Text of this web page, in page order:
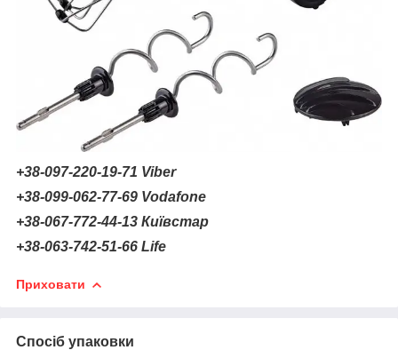
+38-097-220-19-71 Viber
+38-099-062-77-69 Vodafone
+38-067-772-44-13 Київстар
+38-063-742-51-66 Life
Приховати
Спосіб упаковки